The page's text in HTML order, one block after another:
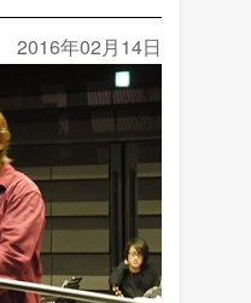
2016年02月14日